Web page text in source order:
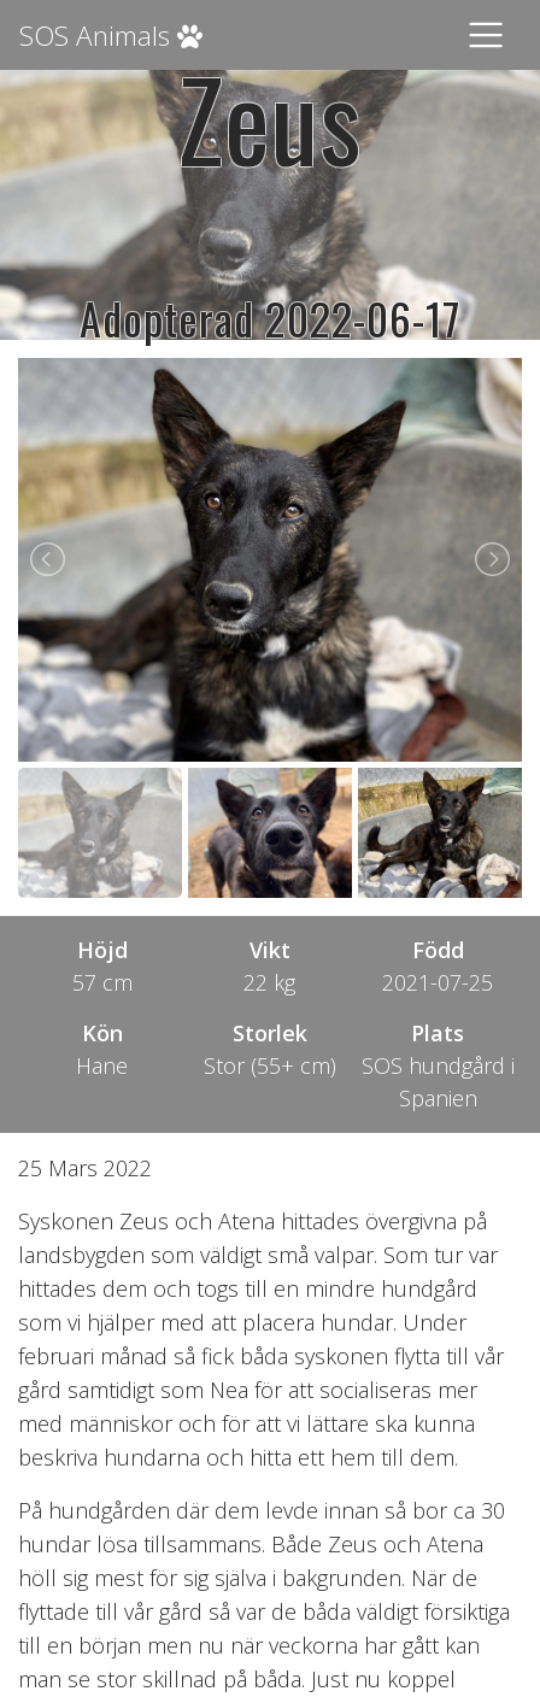
SOS Animals
Zeus
Adopterad 2022-06-17
Höjd
57 cm
Vikt
22 kg
Född
2021-07-25
Kön
Hane
Storlek
Stor (55+ cm)
Plats
SOS hundgård i
Spanien
25 Mars 2022
Syskonen Zeus och Atena hittades övergivna på
landsbygden som väldigt små valpar. Som tur var
hittades dem och togs till en mindre hundgård
som vi hjälper med att placera hundar. Under
februari månad så fick båda syskonen flytta till vår
gård samtidigt som Nea för att socialiseras mer
med människor och för att vi lättare ska kunna
beskriva hundarna och hitta ett hem till dem.
På hundgården där dem levde innan så bor ca 30
hundar lösa tillsammans. Både Zeus och Atena
höll sig mest för sig själva i bakgrunden. När de
flyttade till vår gård så var de båda väldigt försiktiga
till en början men nu när veckorna har gått kan
man se stor skillnad på båda. Just nu koppel